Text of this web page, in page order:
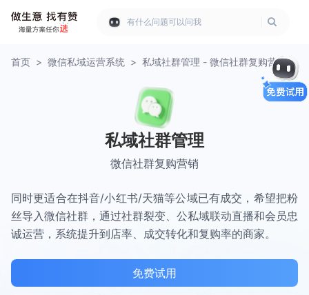
有什么问题可以问我
首页 > 微信私域运营系统 > 私域社群管理 - 微信社群复购营销
私域社群管理
微信社群复购营销
同时更适合在抖音/小红书/天猫等公域已有成交，希望把粉
丝导入微信社群，通过社群裂变、公私域联动直播和会员忠
诚运营，系统提升到店率、成交转化和复购率的商家。
免费试用